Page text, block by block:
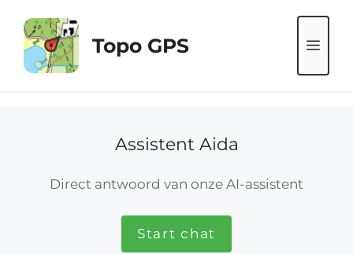
naar
inhoud
Topo GPS
Assistent Aida
Direct antwoord van onze AI-assistent
Start chat